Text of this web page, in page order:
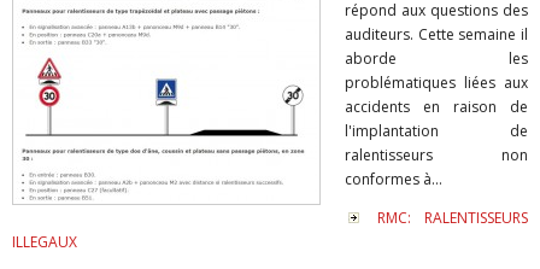
répond aux questions des
auditeurs. Cette semaine il
aborde les
problématiques liées aux
accidents en raison de
l'implantation de
ralentisseurs non
conformes à...
RMC: RALENTISSEURS
ILLEGAUX